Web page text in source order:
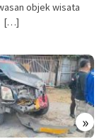
objek wisata
[…]
»